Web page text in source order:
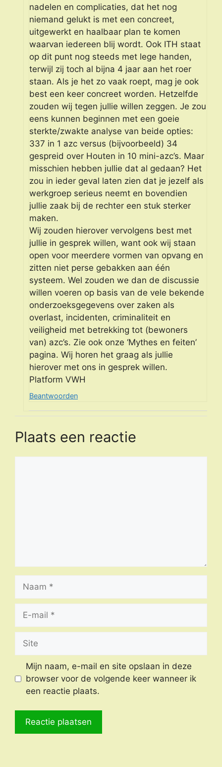
nadelen en complicaties, dat het nog
niemand gelukt is met een concreet,
uitgewerkt en haalbaar plan te komen
waarvan iedereen blij wordt. Ook ITH staat
op dit punt nog steeds met lege handen,
terwijl zij toch al bijna 4 jaar aan het roer
staan. Als je het zo vaak roept, mag je ook
best een keer concreet worden. Hetzelfde
zouden wij tegen jullie willen zeggen. Je zou
eens kunnen beginnen met een goeie
sterkte/zwakte analyse van beide opties:
337 in 1 azc versus (bijvoorbeeld) 34
gespreid over Houten in 10 mini-azc’s. Maar
misschien hebben jullie dat al gedaan? Het
zou in ieder geval laten zien dat je jezelf als
werkgroep serieus neemt en bovendien
jullie zaak bij de rechter een stuk sterker
maken.
Wij zouden hierover vervolgens best met
jullie in gesprek willen, want ook wij staan
open voor meerdere vormen van opvang en
zitten niet perse gebakken aan één
systeem. Wel zouden we dan de discussie
willen voeren op basis van de vele bekende
onderzoeksgegevens over zaken als
overlast, incidenten, criminaliteit en
veiligheid met betrekking tot (bewoners
van) azc’s. Zie ook onze ‘Mythes en feiten’
pagina. Wij horen het graag als jullie
hierover met ons in gesprek willen.
Platform VWH
Beantwoorden
Plaats een reactie
Naam
Site
Mijn naam, e-mail en site opslaan in deze
browser voor de volgende keer wanneer ik
een reactie plaats.